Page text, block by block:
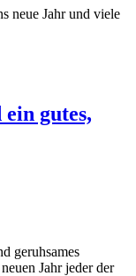
neue Jahr und viele
gutes,
geruhsames
Jahr jeder der